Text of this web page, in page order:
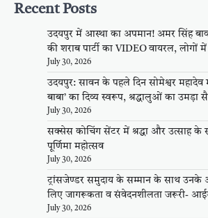
Recent Posts
उदयपुर में आस्था का अपमान! अमर सिंह
की शराब पार्टी का VIDEO वायरल, लोगों
July 30, 2026
उदयपुर: सावन के पहले दिन सोमेश्वर महादेव
बाबा’ का दिव्य स्वरूप, श्रद्धालुओं का उमड़ा
July 30, 2026
सक्सेस कोचिंग सेंटर में श्रद्धा और उत्साह के
पूर्णिमा महोत्सव
July 30, 2026
ट्रांसजेण्डर समुदाय के सम्मान के साथ उनके
लिए जागरूकता व संवेदनशीलता जरूरी-
July 30, 2026